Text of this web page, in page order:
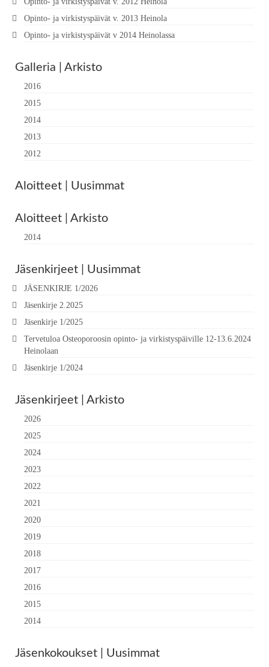
Opinto- ja virkistyspäivät v. 2013 Heinola
Opinto- ja virkistyspäivät v 2014 Heinolassa
Galleria | Arkisto
2016
2015
2014
2013
2012
Aloitteet | Uusimmat
Aloitteet | Arkisto
2014
Jäsenkirjeet | Uusimmat
JÄSENKIRJE 1/2026
Jäsenkirje 2.2025
Jäsenkirje 1/2025
Tervetuloa Osteoporoosin opinto- ja virkistyspäiville 12-13.6.2024
Heinolaan
Jäsenkirje 1/2024
Jäsenkirjeet | Arkisto
2026
2025
2024
2023
2022
2021
2020
2019
2018
2017
2016
2015
2014
Jäsenkokoukset | Uusimmat